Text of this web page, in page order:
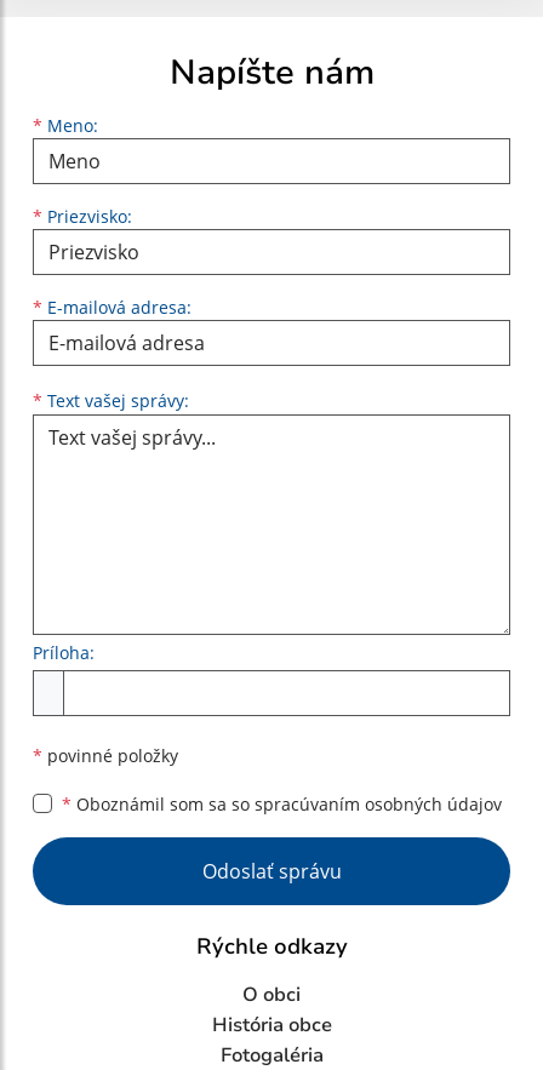
Napíšte nám
* Meno:
Meno
* Priezvisko:
Priezvisko
* E-mailová adresa:
E-mailová adresa
* Text vašej správy:
Príloha:
* povinné položky
* Oboznámil som sa so spracúvaním osobných údajov
Google reCaptcha Response
Odoslať správu
Rýchle odkazy
O obci
História obce
Fotogaléria